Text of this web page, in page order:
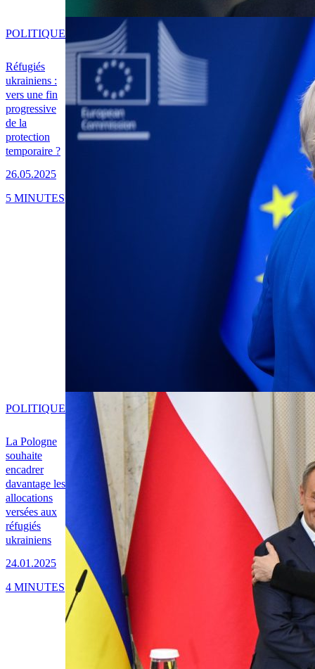
Réfugiés
ukrainiens :
vers une fin
progressive
de la
protection
temporaire ?
26.05.2025
POLITIQUE
5 MINUTES
La Pologne
souhaite
encadrer
davantage les
allocations
versées aux
réfugiés
ukrainiens
24.01.2025
POLITIQUE
4 MINUTES